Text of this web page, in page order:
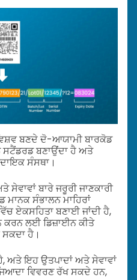
ਬਣਦੇ ਦੋ-ਆਯਾਮੀ ਬਾਰਕੋਡ
ਬਣਾਉਂਦਾ ਹੈ ਅਤੇ
ਸੰਸਥਾ।
ਸੇਵਾਵਾਂ ਬਾਰੇ ਜਰੂਰੀ ਜਾਣਕਾਰੀ
ਮਾਨਕ ਸੰਭਾਲਨ ਮਾਹਿਰਾਂ
ਏਕਸਹਿਤਾ ਬਣਾਈ ਜਾਂਦੀ ਹੈ,
ਕਰਨ ਲਈ ਡਿਜ਼ਾਈਨ ਕੀਤੇ
ਹੈ।
ਅਤੇ ਇਹ ਉਤਪਾਦਾਂ ਅਤੇ ਸੇਵਾਵਾਂ
ਵਿਵਰਣ ਰੱਖ ਸਕਦੇ ਹਨ,